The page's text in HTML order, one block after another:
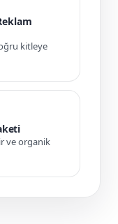
kitleye
ve organik